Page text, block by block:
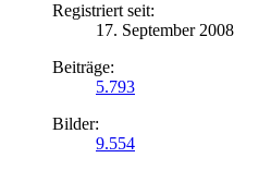
Registriert seit:
17. September 2008
Beiträge:
5.793
Bilder:
9.554